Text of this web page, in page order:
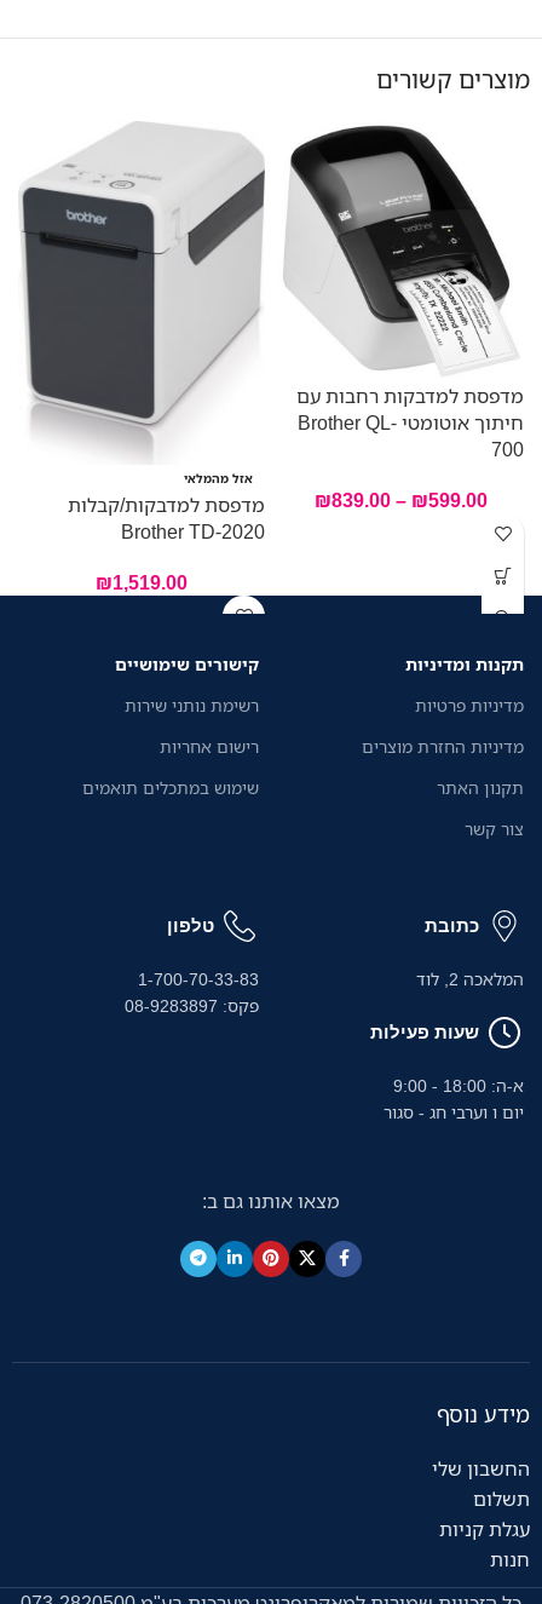
מוצרים קשורים
מדפסת למדבקות רחבות עם
חיתוך אוטומטי Brother QL-
700
₪599.00
–
₪839.00
אזל מהמלאי
מדפסת למדבקות/קבלות
Brother TD-2020
₪1,519.00
תקנות ומדיניות
מדיניות פרטיות
מדיניות החזרת מוצרים
תקנון האתר
צור קשר
קישורים שימושיים
רשימת נותני שירות
רישום אחריות
שימוש במתכלים תואמים
כתובת
המלאכה 2, לוד
שעות פעילות
א-ה: 18:00 - 9:00
יום ו וערבי חג - סגור
טלפון
1-700-70-33-83
פקס: 08-9283897
מצאו אותנו גם ב:
מידע נוסף
החשבון שלי
תשלום
עגלת קניות
חנות